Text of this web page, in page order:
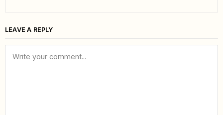
LEAVE A REPLY